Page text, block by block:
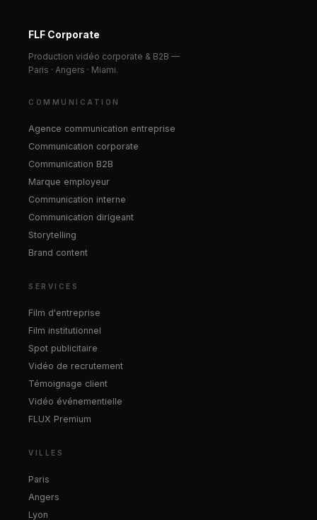
FLF Corporate
Production vidéo corporate & B2B —
Paris · Angers · Miami.
COMMUNICATION
Agence communication entreprise
Communication corporate
Communication B2B
Marque employeur
Communication interne
Communication dirigeant
Storytelling
Brand content
SERVICES
Film d'entreprise
Film institutionnel
Spot publicitaire
Vidéo de recrutement
Témoignage client
Vidéo événementielle
FLUX Premium
VILLES
Paris
Angers
Lyon